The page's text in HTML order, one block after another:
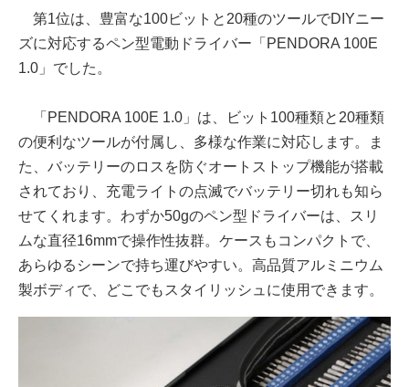
第1位は、豊富な100ビットと20種のツールでDIYニー
ズに対応するペン型電動ドライバー「PENDORA 100E
1.0」でした。
「PENDORA 100E 1.0」は、ビット100種類と20種類
の便利なツールが付属し、多様な作業に対応します。ま
た、バッテリーのロスを防ぐオートストップ機能が搭載
されており、充電ライトの点滅でバッテリー切れも知ら
せてくれます。わずか50gのペン型ドライバーは、スリ
ムな直径16mmで操作性抜群。ケースもコンパクトで、
あらゆるシーンで持ち運びやすい。高品質アルミニウム
製ボディで、どこでもスタイリッシュに使用できます。